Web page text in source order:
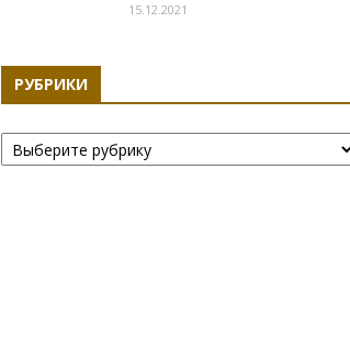
15.12.2021
РУБРИКИ
Рубрики